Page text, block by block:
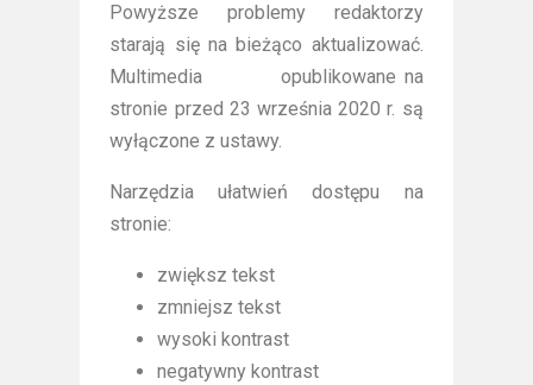
Powyższe problemy redaktorzy
starają się na bieżąco aktualizować.
Multimedia opublikowane na
stronie przed 23 września 2020 r. są
wyłączone z ustawy.
Narzędzia ułatwień dostępu na
stronie:
zwiększ tekst
zmniejsz tekst
wysoki kontrast
negatywny kontrast